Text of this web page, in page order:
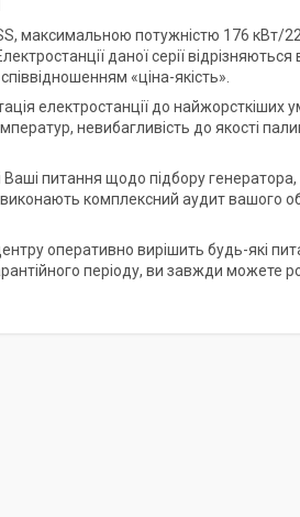
максимальною потужністю 176 кВт/
даної серії
«ціна-якість».
електростанції до найжорсткіших
невибагливість до якості
Ваші питання щодо підбору
комплексний аудит вашого
оперативно вирішить будь-які
періоду, ви завжди можете